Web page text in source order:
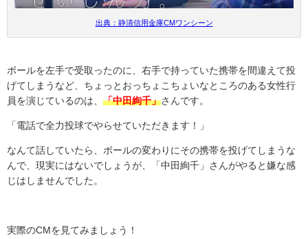
出典：静清信用金庫CMワンシーン
ボールを左手で受取ったのに、右手で持っていた携帯を間違えて投
げてしまうなど、ちょっとおっちょこちょいなところのある女性行
員を演じているのは、 「中田絢千」さんです。
「電話で全力投球でやらせていただきます！」
なんて話していたら、ボールの変わりにその携帯を投げてしまうな
んで、現実にはないでしょうが、「中田絢千」さんがやると嫌な感
じはしませんでした。
実際のCMを見てみましょう！